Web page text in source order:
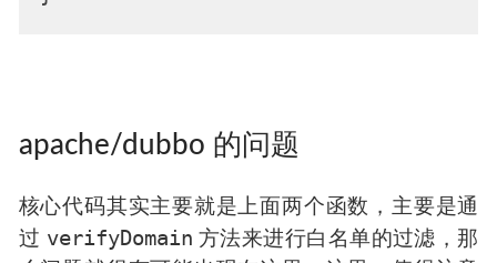
apache/dubbo 的问题
核心代码其实主要就是上面两个函数，主要是通
过 verifyDomain 方法来进行白名单的过滤，那